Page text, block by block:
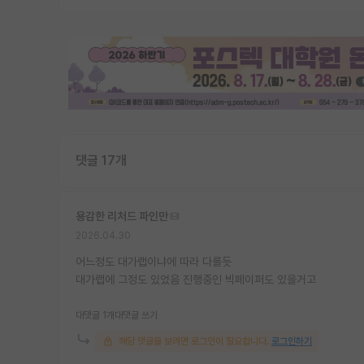
댓글 17개
용감한 리처드 파인만
어느정도 대가랩이냐에 따라 다를듯
대가랩에 그정도 있었음 진행중인 빅페이퍼도 있을거고
대댓글 1개 대댓글 쓰기
해당 댓글을 보려면 로그인이 필요합니다. 로그인하기